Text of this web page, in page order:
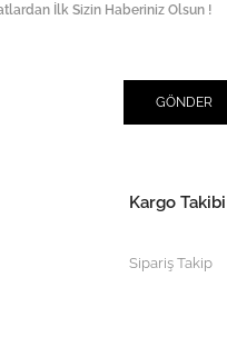
İlk Sizin Haberiniz Olsun !
GÖNDER
Kargo Takibi
Sipariş Takip